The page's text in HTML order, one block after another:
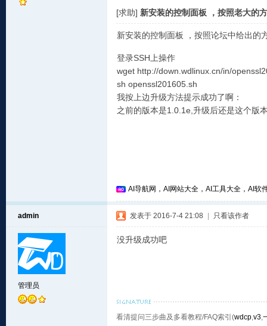
[求助] 新安装的控制面板 ，按照老大的
新安装的控制面板 ，按照论坛中给出的
登录SSH上操作
wget http://down.wdlinux.cn/in/
sh openssl201605.sh
我按上边升级方法提示成功了啊：
之前的版本是1.0.1e,升级后还是这个版
AI导航网，AI网站大全，AI工具大全，AI软
admin
管理员
发表于 2016-7-4 21:08 只看该作者
没升级成功吧
看清提问三步曲及多看教程/FAQ索引(wdcp,v3,